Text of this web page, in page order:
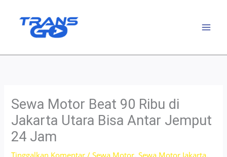
Sewa Motor Beat 90 Ribu di
Jakarta Utara Bisa Antar Jemput
24 Jam
Tinggalkan Komentar /Sewa Motor,Sewa Motor Jakarta,